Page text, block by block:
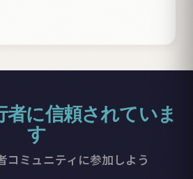
者に信頼されていま
す
コミュニティに参加しよう